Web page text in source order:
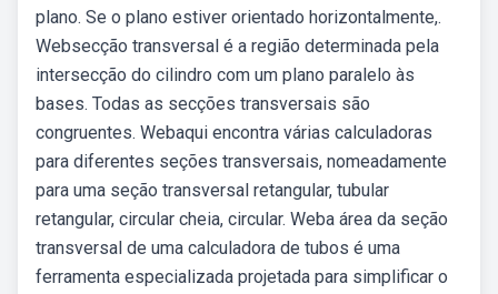
plano. Se o plano estiver orientado horizontalmente,.
Websecção transversal é a região determinada pela
intersecção do cilindro com um plano paralelo às
bases. Todas as secções transversais são
congruentes. Webaqui encontra várias calculadoras
para diferentes seções transversais, nomeadamente
para uma seção transversal retangular, tubular
retangular, circular cheia, circular. Weba área da seção
transversal de uma calculadora de tubos é uma
ferramenta especializada projetada para simplificar o